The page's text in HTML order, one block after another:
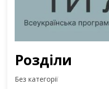
Розділи
Без категорії